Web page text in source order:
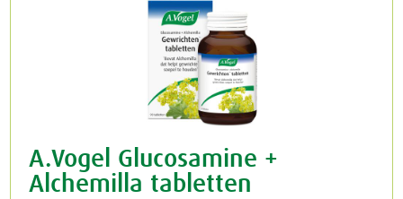
A.Vogel Glucosamine +
Alchemilla tabletten